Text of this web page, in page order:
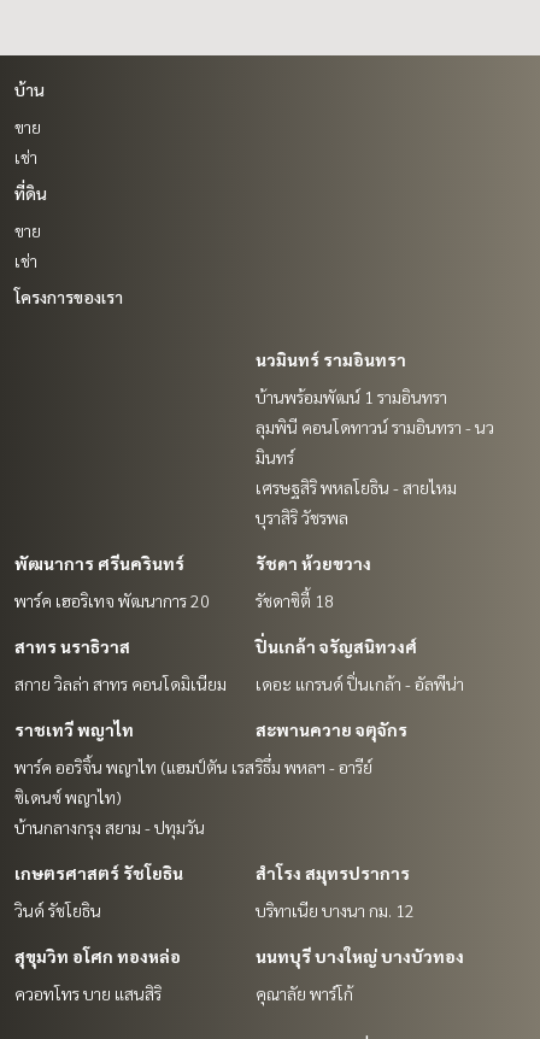
บ้าน
ขาย
เช่า
ที่ดิน
ขาย
เช่า
โครงการของเรา
นวมินทร์ รามอินทรา
บ้านพร้อมพัฒน์ 1 รามอินทรา
ลุมพินี คอนโดทาวน์ รามอินทรา - นว
มินทร์
เศรษฐสิริ พหลโยธิน - สายไหม
บุราสิริ วัชรพล
พัฒนาการ ศรีนครินทร์
พาร์ค เฮอริเทจ พัฒนาการ 20
รัชดา ห้วยขวาง
รัชดาซิตี้ 18
สาทร นราธิวาส
สกาย วิลล่า สาทร คอนโดมิเนียม
ปิ่นเกล้า จรัญสนิทวงศ์
เดอะ แกรนด์ ปิ่นเกล้า - อัลพีน่า
ราชเทวี พญาไท
พาร์ค ออริจิ้น พญาไท (แฮมป์ตัน เรส
ซิเดนซ์ พญาไท)
บ้านกลางกรุง สยาม - ปทุมวัน
สะพานควาย จตุจักร
ริธึ่ม พหลฯ - อารีย์
เกษตรศาสตร์ รัชโยธิน
วินด์ รัชโยธิน
สำโรง สมุทรปราการ
บริทาเนีย บางนา กม. 12
สุขุมวิท อโศก ทองหล่อ
ควอทโทร บาย แสนสิริ
นนทบุรี บางใหญ่ บางบัวทอง
คุณาลัย พาร์โก้